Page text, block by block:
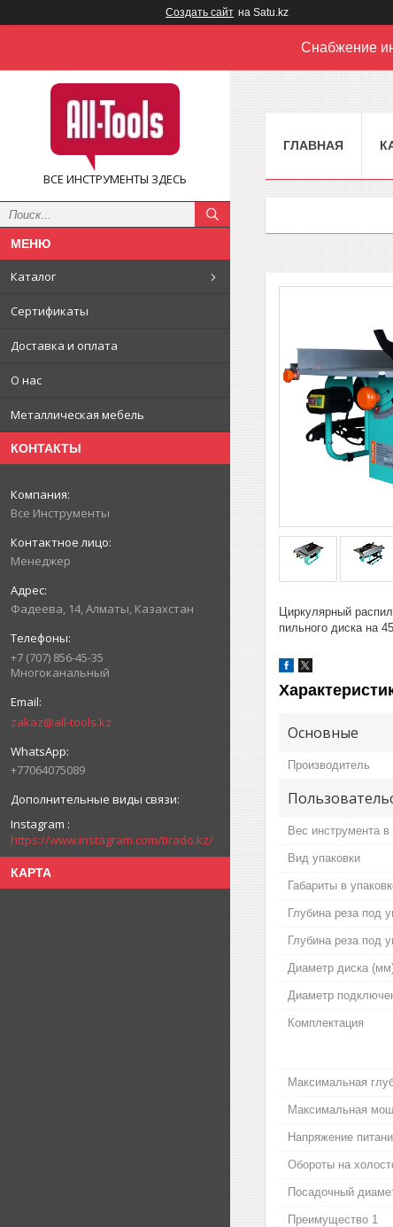
Создать сайт на Satu.kz
Снабжение
ВСЕ ИНСТРУМЕНТЫ ЗДЕСЬ
Каталог
Сертификаты
Доставка и оплата
О нас
Металлическая мебель
КОНТАКТЫ
Все Инструменты
Менеджер
Фадеева, 14, Алматы, Казахстан
+7 (707) 856-45-35
Многоканальный
zakaz@all-tools.kz
+77064075089
Instagram
https://www.instagram.com/tirado.kz/
КАРТА
ГЛАВНАЯ
Циркулярный
пильного диска на
Основные
Производитель
Вес инструмента в
Вид упаковки
Габариты в
Глубина реза под
Глубина реза под
Диаметр диска
Диаметр
Комплектация
Максимальная
Максимальная
Напряжение
Обороты на
Посадочный
Преимущество 1